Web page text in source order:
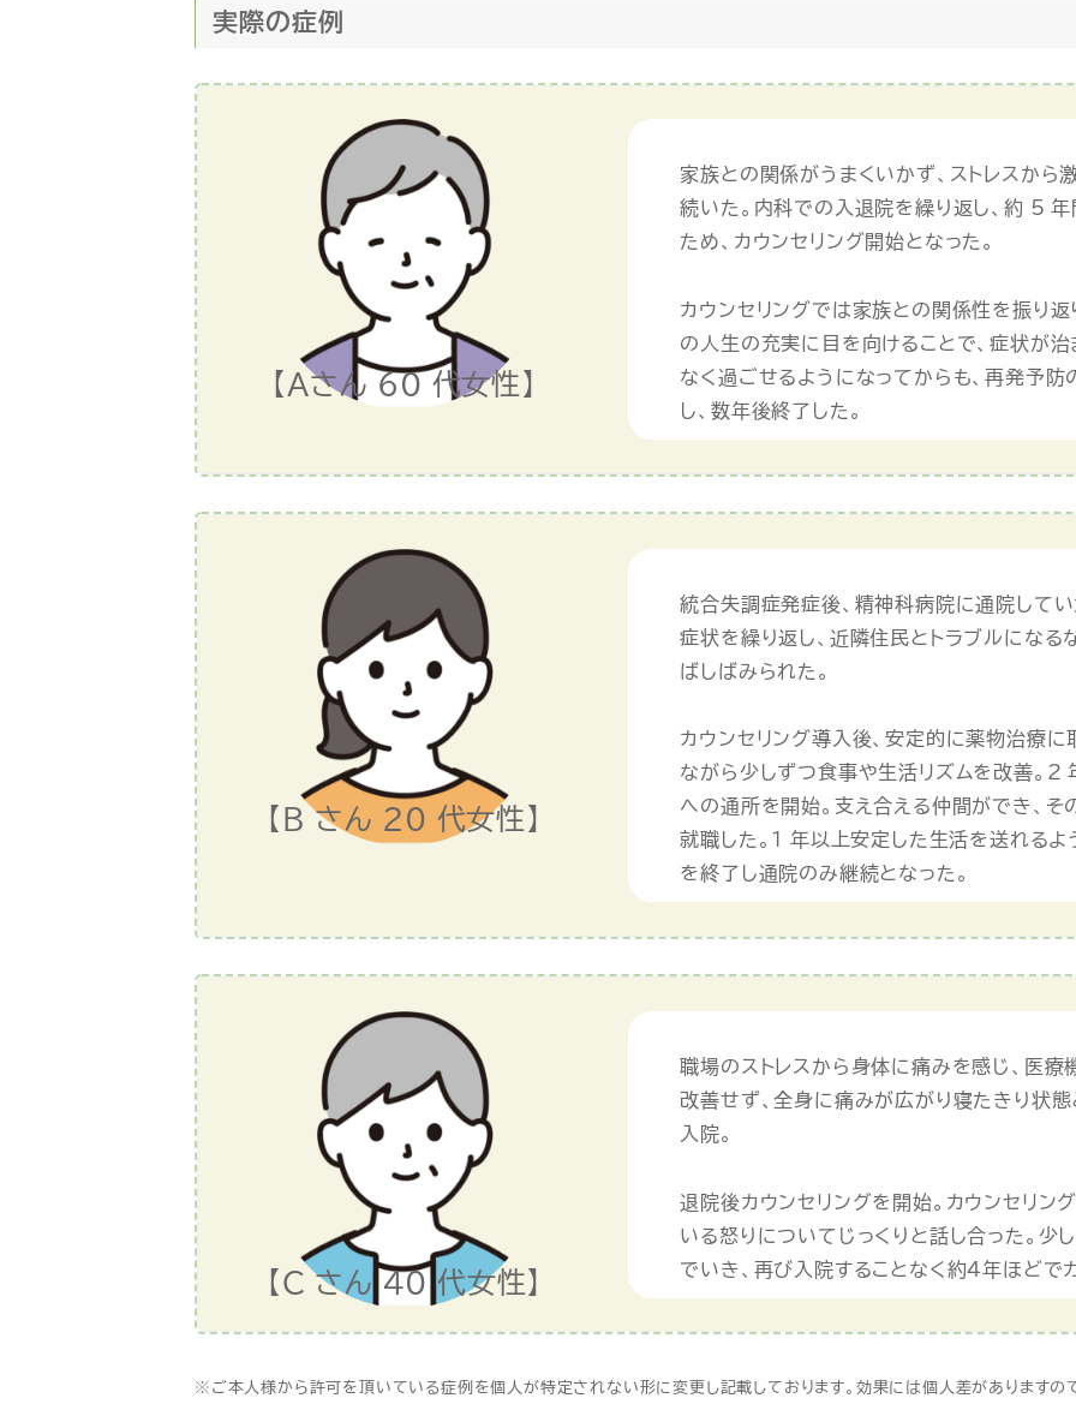
実際の症例
【Ａさん 60 代女性】
家族との関係がうまくいかず、ストレスから
続いた。内科での入退院を繰り返し、約 5
ため、カウンセリング開始となった。
カウンセリングでは家族との関係性を振り返
の人生の充実に目を向けることで、症状が治
なく過ごせるようになってからも、再発予防
し、数年後終了した。
【B さん 20 代女性】
統合失調症発症後、精神科病院に通院して
症状を繰り返し、近隣住民とトラブルになる
ばしばみられた。
カウンセリング導入後、安定的に薬物治療に
ながら少しずつ食事や生活リズムを改善。2
への通所を開始。支え合える仲間ができ、そ
就職した。1 年以上安定した生活を送れるよ
を終了し通院のみ継続となった。
【C さん 40 代女性】
職場のストレスから身体に痛みを感じ、医
改善せず、全身に痛みが広がり寝たきり状
入院。
退院後カウンセリングを開始。カウンセリン
いる怒りについてじっくりと話し合った。少
でいき、再び入院することなく約４年ほどで
※ご本人様から許可を頂いている症例を個人が特定されない形に変更し記載しております。効果には個人差がありますの